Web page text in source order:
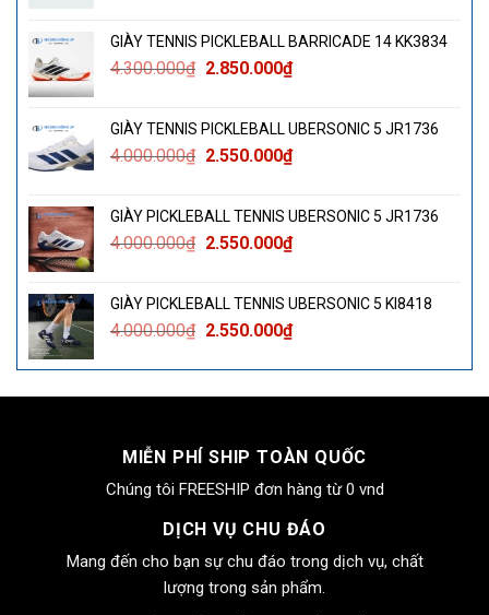
GIÀY TENNIS PICKLEBALL BARRICADE 14 KK3834
4.300.000₫ Giá
4.300.000₫.
2.850.000₫Giá
là:
2.850.000₫.
GIÀY TENNIS PICKLEBALL UBERSONIC 5 JR1736
4.000.000₫ Giá
4.000.000₫.
2.550.000₫Giá
là:
2.550.000₫.
GIÀY PICKLEBALL TENNIS UBERSONIC 5 JR1736
4.000.000₫ Giá
4.000.000₫.
2.550.000₫Giá
là:
2.550.000₫.
GIÀY PICKLEBALL TENNIS UBERSONIC 5 KI8418
4.000.000₫ Giá
là:
4.000.000₫.
2.550.000₫Giá
tại
là:
MIỄN PHÍ SHIP TOÀN QUỐC
Chúng tôi FREESHIP đơn hàng từ 0 vnd
DỊCH VỤ CHU ĐÁO
Mang đến cho bạn sự chu đáo trong dịch vụ, chất
lượng trong sản phẩm.